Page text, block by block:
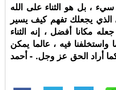
، بل هو الثناء على الله
يجعلك تفهم كيف يسير
مكانا أفضل ، إنه الثناء
واستخلفنا فيه ، عالما يمكن
كما أراد الحق عز وجل. - أحمد